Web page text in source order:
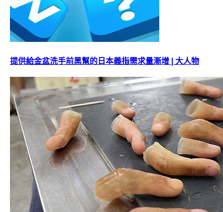
提供給金盆洗手前黑幫的日本義指需求量漸增 | 大人物